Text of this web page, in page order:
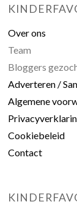
Over ons
Team
Bloggers
Adverteren /
Algemene
Cookiebeleid
Contact